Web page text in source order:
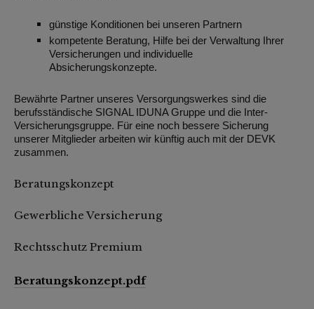
günstige Konditionen bei unseren Partnern
kompetente Beratung, Hilfe bei der Verwaltung Ihrer
Versicherungen und individuelle
Absicherungskonzepte.
Bewährte Partner unseres Versorgungswerkes sind die
berufsständische SIGNAL IDUNA Gruppe und die Inter-
Versicherungsgruppe. Für eine noch bessere Sicherung
unserer Mitglieder arbeiten wir künftig auch mit der DEVK
zusammen.
Beratungskonzept
Gewerbliche Versicherung
Rechtsschutz Premium
Beratungskonzept.pdf